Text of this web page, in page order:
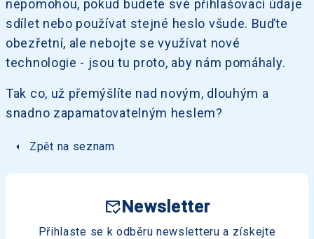
nepomohou, pokud budete své přihlašovací údaje
sdílet nebo používat stejné heslo všude. Buďte
obezřetní, ale nebojte se využívat nové
technologie - jsou tu proto, aby nám pomáhaly.
Tak co, už přemýšlíte nad novým, dlouhým a
snadno zapamatovatelným heslem?
arrow_left Zpět na seznam
mark_email_read Newsletter
Přihlaste se k odběru newsletteru a získejte